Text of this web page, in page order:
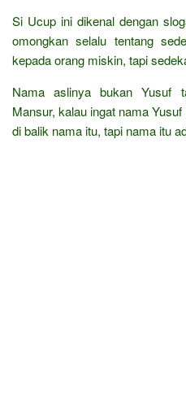
Si Ucup ini dikenal dengan
omongkan selalu tentang
kepada orang miskin, tapi
Nama aslinya bukan Yusuf
Mansur, kalau ingat nama
di balik nama itu, tapi nama itu